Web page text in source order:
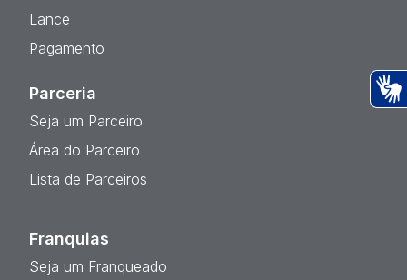
Lance
Pagamento
Parceria
Seja um Parceiro
Área do Parceiro
Lista de Parceiros
Franquias
Seja um Franqueado